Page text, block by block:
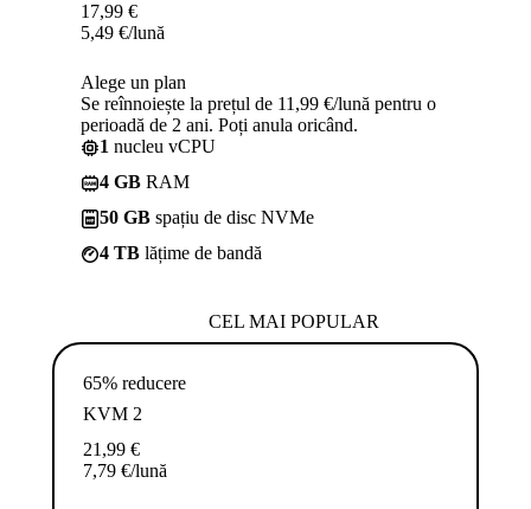
17,99 €
5,49 €/lună
Alege un plan
Se reînnoiește la prețul de 11,99 €/lună pentru o
perioadă de 2 ani. Poți anula oricând.
1 nucleu vCPU
4 GB RAM
50 GB spațiu de disc NVMe
4 TB lățime de bandă
CEL MAI POPULAR
65% reducere
KVM 2
21,99 €
7,79 €/lună